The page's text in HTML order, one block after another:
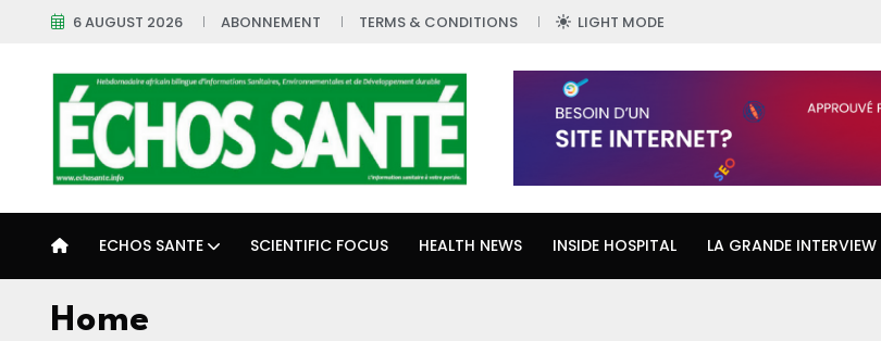
6 AUGUST 2026 ABONNEMENT TERMS & CONDITIONS LIGHT MODE
ECHOS SANTE SCIENTIFIC FOCUS HEALTH NEWS INSIDE HOSPITAL LA GRANDE INTERVIEW
Home